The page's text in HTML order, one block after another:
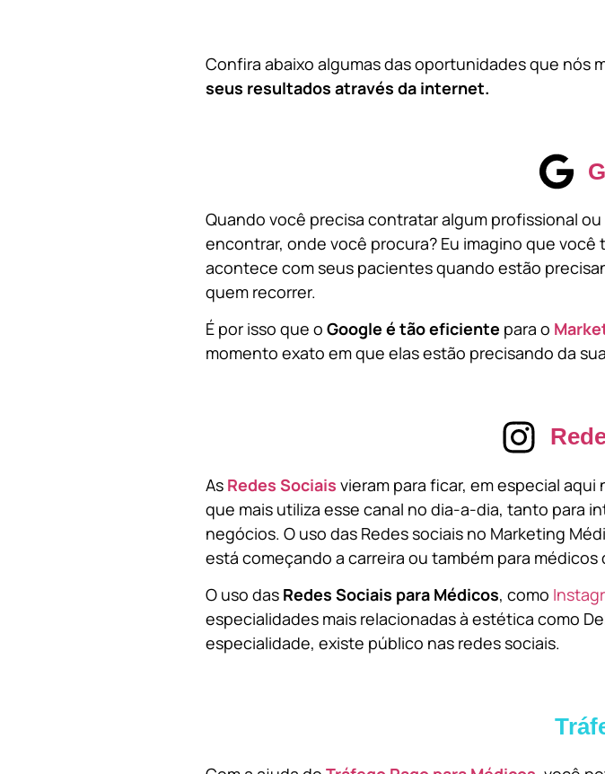
Confira abaixo algumas das oportunidades que nós
seus resultados através da internet.
Quando você precisa contratar algum profissional
encontrar, onde você procura? Eu imagino que você
acontece com seus pacientes quando estão
quem recorrer.
É por isso que o Google é tão eficiente para o
momento exato em que elas estão precisando da
As Redes Sociais vieram para ficar, em especial
que mais utiliza esse canal no dia-a-dia, tanto para
negócios. O uso das Redes sociais no Marketing
está começando a carreira ou também para
O uso das Redes Sociais para Médicos, como
especialidades mais relacionadas à estética como
especialidade, existe público nas redes sociais.